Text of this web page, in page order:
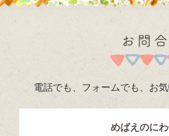
お問
電話でも、フォームでも、お
めばえのに